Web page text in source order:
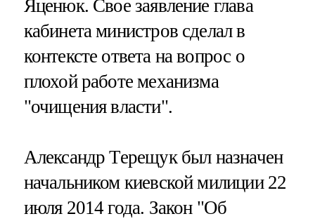
Яценюк. Свое заявление глава
кабинета министров сделал в
контексте ответа на вопрос о
плохой работе механизма
"очищения власти".
Александр Терещук был назначен
начальником киевской милиции 22
июля 2014 года. Закон "Об